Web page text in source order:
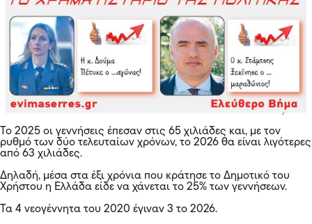
Το 2025 οι γεννήσεις έπεσαν στις 65 χιλιάδες και, με τον
ρυθμό των δύο τελευταίων χρόνων, το 2026 θα είναι λιγότερες
από 63 χιλιάδες.
Δηλαδή, μέσα στα έξι χρόνια που κράτησε το Δημοτικό του
Χρήστου η Ελλάδα είδε να χάνεται το 25% των γεννήσεων.
Τα 4 νεογέννητα του 2020 έγιναν 3 το 2026.